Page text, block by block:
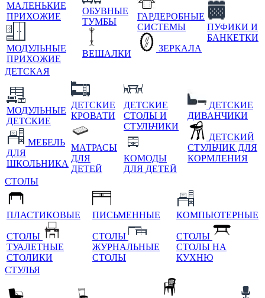
МАЛЕНЬКИЕ
ПРИХОЖИЕ
МОДУЛЬНЫЕ
ПРИХОЖИЕ
ОБУВНЫЕ
ТУМБЫ
ВЕШАЛКИ
ГАРДЕРОБНЫЕ
СИСТЕМЫ
ЗЕРКАЛА
ПУФИКИ И
БАНКЕТКИ
ДЕТСКАЯ
МОДУЛЬНЫЕ
ДЕТСКИЕ
МЕБЕЛЬ
ДЛЯ
ШКОЛЬНИКА
ДЕТСКИЕ
КРОВАТИ
МАТРАСЫ
ДЛЯ
ДЕТЕЙ
ДЕТСКИЕ
СТОЛЫ И
СТУЛЬЧИКИ
КОМОДЫ
ДЛЯ ДЕТЕЙ
ДЕТСКИЕ
ДИВАНЧИКИ
ДЕТСКИЙ
СТУЛЬЧИК ДЛЯ
КОРМЛЕНИЯ
СТОЛЫ
ПЛАСТИКОВЫЕ
СТОЛЫ
ТУАЛЕТНЫЕ
СТОЛИКИ
ПИСЬМЕННЫЕ
СТОЛЫ
ЖУРНАЛЬНЫЕ
СТОЛЫ
КОМПЬЮТЕРНЫЕ
СТОЛЫ
СТОЛЫ НА
КУХНЮ
СТУЛЬЯ